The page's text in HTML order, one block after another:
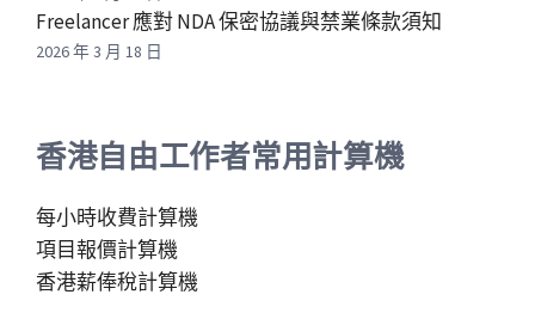
Freelancer 應對 NDA 保密協議與禁業條款須知
2026 年 3 月 18 日
香港自由工作者常用計算機
每小時收費計算機
項目報價計算機
香港薪俸稅計算機